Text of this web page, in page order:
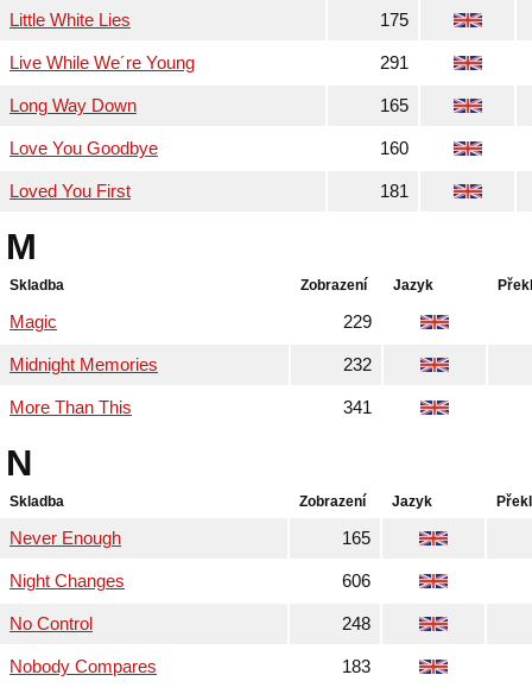
Little White Lies 175
Live While We´re Young 291
Long Way Down 165
Love You Goodbye 160
Loved You First 181
M
Skladba Zobrazení Jazyk
Magic 229
Midnight Memories 232
More Than This 341
N
Skladba Zobrazení Jazyk
Never Enough 165
Night Changes 606
No Control 248
Nobody Compares 183